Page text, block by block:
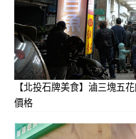
【北投石牌美食】滷三塊五
價格